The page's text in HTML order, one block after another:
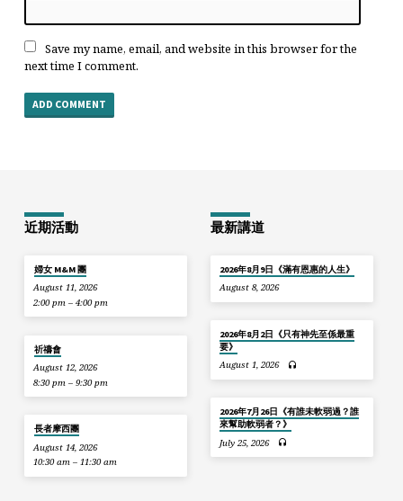
Save my name, email, and website in this browser for the
next time I comment.
近期活動
婦女 M&M 團
August 11, 2026
2:00 pm – 4:00 pm
祈禱會
August 12, 2026
8:30 pm – 9:30 pm
長者摩西團
August 14, 2026
10:30 am – 11:30 am
最新講道
2026年8月9日《滿有恩惠的人生》
August 8, 2026
2026年8月2日《只有神先至係最重
要》
August 1, 2026
2026年7月26日《有誰未軟弱過？誰
來幫助軟弱者？》
July 25, 2026